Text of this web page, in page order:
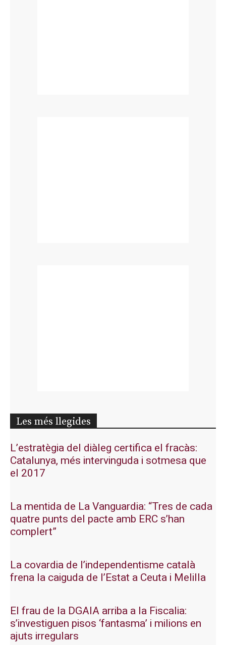
Les més llegides
L’estratègia del diàleg certifica el fracàs:
Catalunya, més intervinguda i sotmesa que
el 2017
La mentida de La Vanguardia: “Tres de cada
quatre punts del pacte amb ERC s’han
complert”
La covardia de l’independentisme català
frena la caiguda de l’Estat a Ceuta i Melilla
El frau de la DGAIA arriba a la Fiscalia:
s’investiguen pisos ‘fantasma’ i milions en
ajuts irregulars